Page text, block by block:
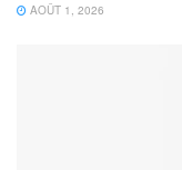
AOÛT 1, 2026